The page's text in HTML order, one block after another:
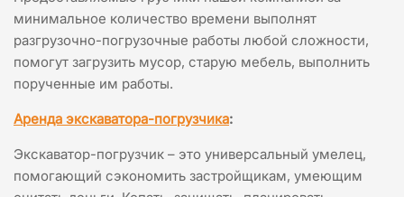
минимальное количество времени выполнят
разгрузочно-погрузочные работы любой сложности,
помогут загрузить мусор, старую мебель, выполнить
порученные им работы.
Аренда экскаватора-погрузчика:
Экскаватор-погрузчик – это универсальный умелец,
помогающий сэкономить застройщикам, умеющим